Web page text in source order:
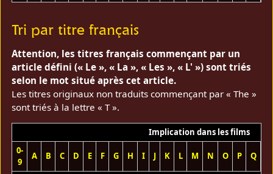
Tri par titre français
Attention, les titres français commençant par un
article défini (« Le », « La », « Les », « L' ») sont triés
selon le mot situé après cet article.
Les titres originaux non traduits commençant par « The »
sont triés à la lettre « T ».
Implication dans les films
0-
9
A B C D E F G H I J K L M N O P Q